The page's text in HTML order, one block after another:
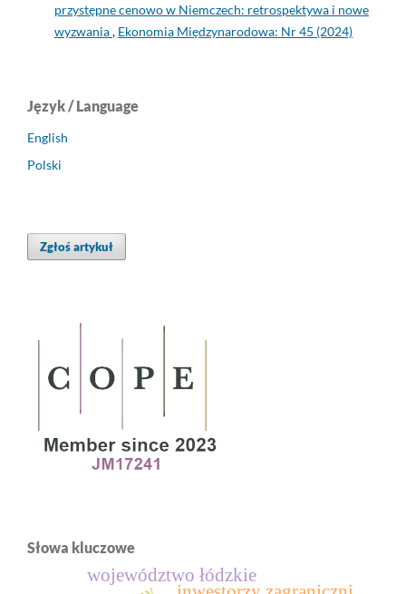
przystępne cenowo w Niemczech: retrospektywa i nowe
wyzwania, Ekonomia Międzynarodowa: Nr 45 (2024)
Język / Language
English
Polski
Zgłoś artykuł
Słowa kluczowe
województwo łódzkie